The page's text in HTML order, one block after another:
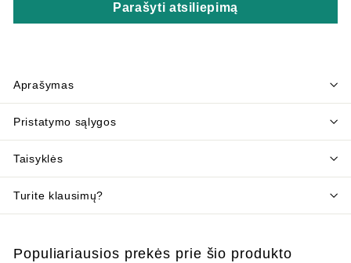
Parašyti atsiliepimą
Aprašymas
Pristatymo sąlygos
Taisyklės
Turite klausimų?
Populiariausios prekės prie šio produkto